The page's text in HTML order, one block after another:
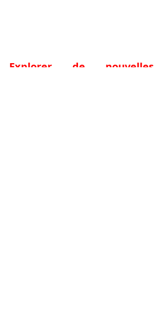
Explorer de nouvelles